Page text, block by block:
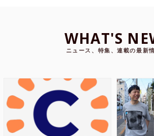
WHAT'S
ニュース、特集、連載の最新